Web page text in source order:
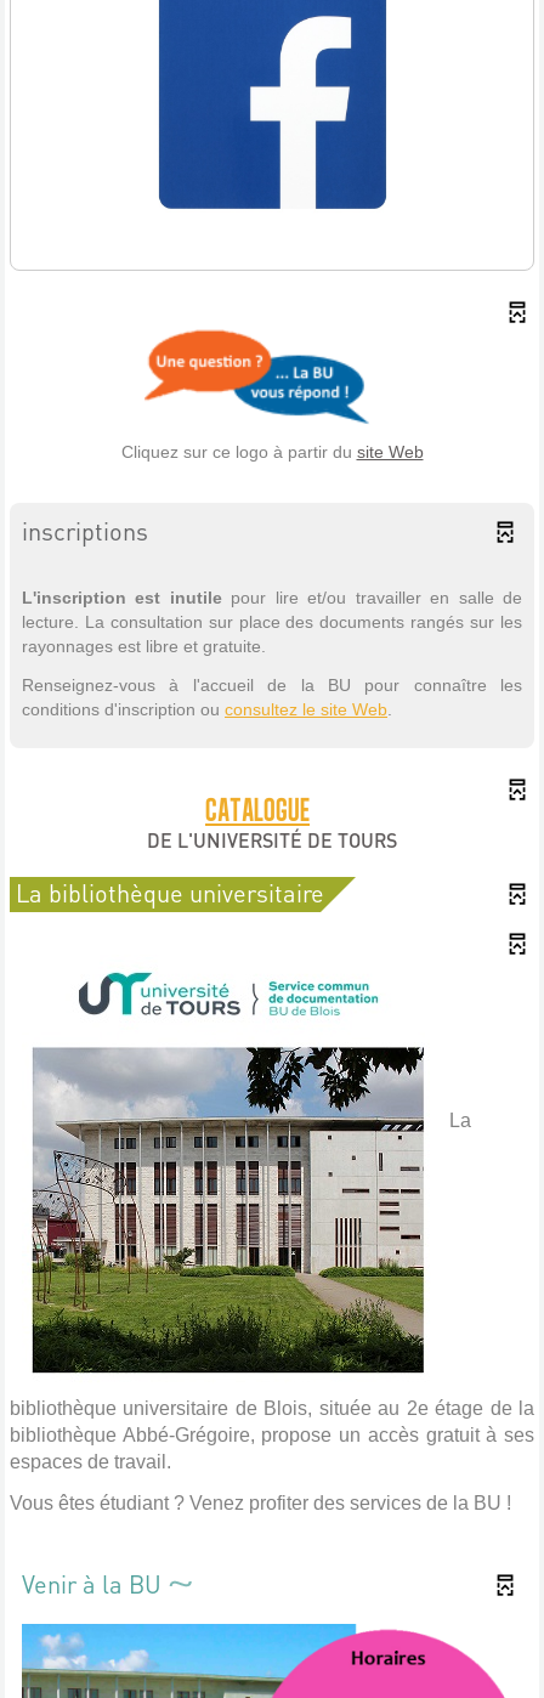
Cliquez sur ce logo à partir du site Web
inscriptions
L'inscription est inutilepour lire et/ou travailler en salle de
lecture. La consultation sur place des documents rangés sur les
rayonnages est libre et gratuite.
Renseignez-vous à l'accueil de la BU pour connaître les
conditions d'inscription ou consultez le site Web
CATALOGUE
DE L'UNIVERSITÉ DE TOURS
La bibliothèque universitaire
La
bibliothèque universitaire de Blois, située au 2e étage de la
bibliothèque Abbé-Grégoire, propose un accès gratuit à ses
espaces de travail.
Vous êtes étudiant ? Venez profiter des services de la BU !
Venir à la BU